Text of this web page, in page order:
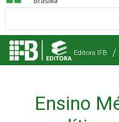
Editora IFB
Ensino